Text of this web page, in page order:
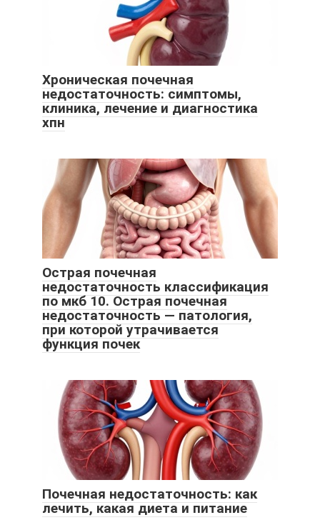
Хроническая почечная
недостаточность: симптомы,
клиника, лечение и диагностика
хпн
Острая почечная
недостаточность классификация
по мкб 10. Острая почечная
недостаточность — патология,
при которой утрачивается
функция почек
Почечная недостаточность: как
лечить, какая диета и питание